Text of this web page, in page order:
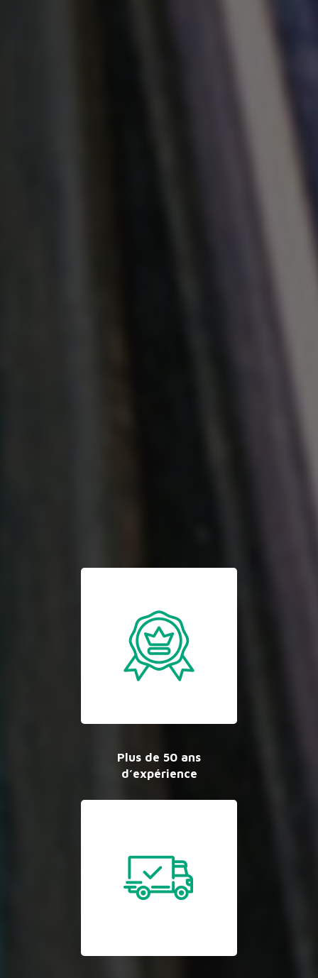
Plus de 50 ans
d’expérience